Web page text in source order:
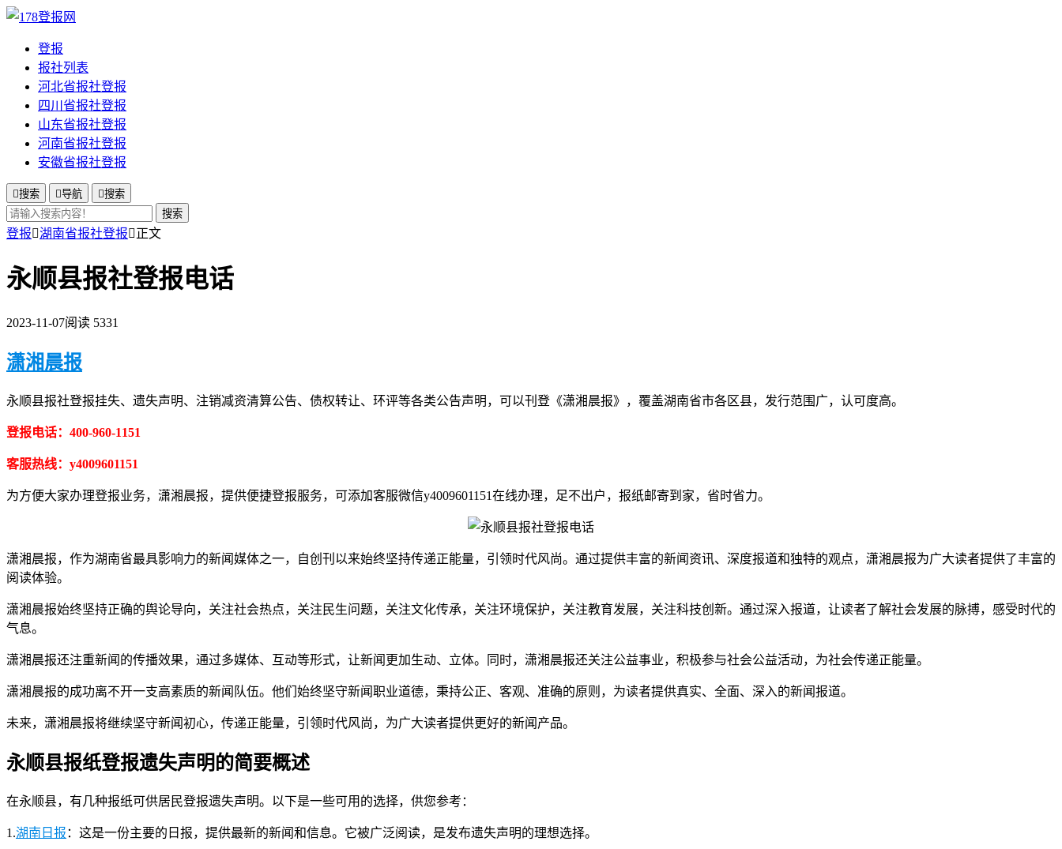
登报
报社列表
河北省报社登报
四川省报社登报
山东省报社登报
河南省报社登报
安徽省报社登报
搜索 导航 搜索
搜索
登报湖南省报社登报正文
永顺县报社登报电话
2023-11-07阅读 5331
潇湘晨报
永顺县报社登报挂失、遗失声明、注销减资清算公告、债权转让、环评等各类公告声明，可以刊登《潇湘晨报》，覆盖湖南省市各区县，发行范围广，认可度高。
登报电话：400-960-1151
客服热线：y4009601151
为方便大家办理登报业务，潇湘晨报，提供便捷登报服务，可添加客服微信y4009601151在线办理，足不出户，报纸邮寄到家，省时省力。
潇湘晨报，作为湖南省最具影响力的新闻媒体之一，自创刊以来始终坚持传递正能量，引领时代风尚。通过提供丰富的新闻资讯、深度报道和独特的观点，潇湘晨报为广大读者提供了丰富的
阅读体验。
潇湘晨报始终坚持正确的舆论导向，关注社会热点，关注民生问题，关注文化传承，关注环境保护，关注教育发展，关注科技创新。通过深入报道，让读者了解社会发展的脉搏，感受时代的
气息。
潇湘晨报还注重新闻的传播效果，通过多媒体、互动等形式，让新闻更加生动、立体。同时，潇湘晨报还关注公益事业，积极参与社会公益活动，为社会传递正能量。
潇湘晨报的成功离不开一支高素质的新闻队伍。他们始终坚守新闻职业道德，秉持公正、客观、准确的原则，为读者提供真实、全面、深入的新闻报道。
未来，潇湘晨报将继续坚守新闻初心，传递正能量，引领时代风尚，为广大读者提供更好的新闻产品。
永顺县报纸登报遗失声明的简要概述
在永顺县，有几种报纸可供居民登报遗失声明。以下是一些可用的选择，供您参考：
1.湖南日报 ：这是一份主要的日报，提供最新的新闻和信息。它被广泛阅读，是发布遗失声明的理想选择。